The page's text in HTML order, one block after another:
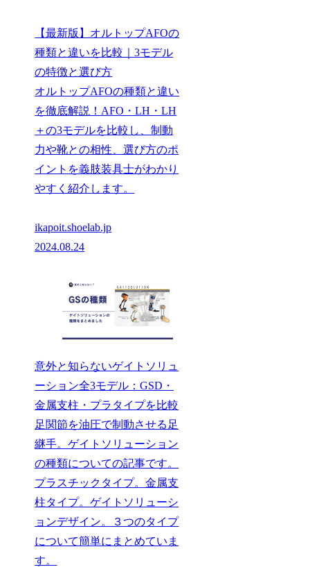
【最新版】オルトップAFOの
種類と違いを比較｜3モデル
の特徴と選び方
オルトップAFOの種類と違い
を徹底解説！AFO・LH・LH
＋の3モデルを比較し、制動
力や靴との相性、選び方のポ
イントを義肢装具士がわかり
やすく紹介します。
ikapoit.shoelab.jp
2024.08.24
意外と知らないゲイトソリュ
ーション全3モデル：GSD・
金属支柱・プラタイプを比較
足関節を油圧で制動させる足
継手。ゲイトソリューション
の種類についての記事です。
プラスチックタイプ。金属支
柱タイプ。ゲイトソリューシ
ョンデザイン。３つのタイプ
について簡単にまとめていま
す。